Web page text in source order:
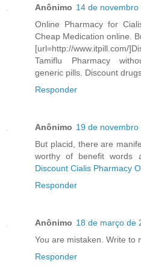
Anônimo 14 de
Online Pharmacy for
Cheap Medication online.
[url=http://www.itpill.com/
Tamiflu Pharmacy
generic pills. Discount
Responder
Anônimo 19 de
But placid, there are
worthy of benefit words
Discount Cialis Pharmacy
Responder
Anônimo 18 de março de
You are mistaken. Write to
Responder